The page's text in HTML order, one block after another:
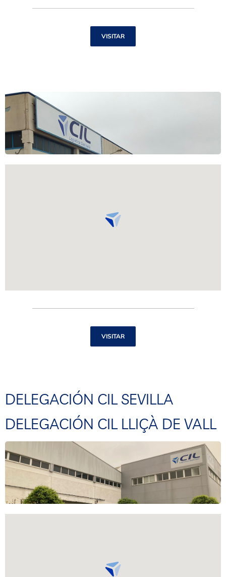
VISITAR
C/ Font de l’Almaguer, 21 (Pol. Ind. de La Musa),
Benifaiò, 46450 Valencia
VISITAR
DELEGACIÓN CIL SEVILLA
DELEGACIÓN CIL LLIÇÀ DE VALL
Avda. Santa Clara de Cuba, 4 (Pol. Ind. Santa Clara),
Naves 23 y 24, 41007 Sevilla